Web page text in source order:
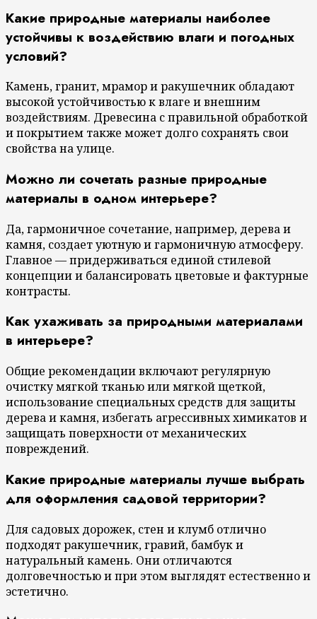
Какие природные материалы наиболее
устойчивы к воздействию влаги и погодных
условий?
Камень, гранит, мрамор и ракушечник обладают
высокой устойчивостью к влаге и внешним
воздействиям. Древесина с правильной обработкой
и покрытием также может долго сохранять свои
свойства на улице.
Можно ли сочетать разные природные
материалы в одном интерьере?
Да, гармоничное сочетание, например, дерева и
камня, создает уютную и гармоничную атмосферу.
Главное — придерживаться единой стилевой
концепции и балансировать цветовые и фактурные
контрасты.
Как ухаживать за природными материалами
в интерьере?
Общие рекомендации включают регулярную
очистку мягкой тканью или мягкой щеткой,
использование специальных средств для защиты
дерева и камня, избегать агрессивных химикатов и
защищать поверхности от механических
повреждений.
Какие природные материалы лучше выбрать
для оформления садовой территории?
Для садовых дорожек, стен и клумб отлично
подходят ракушечник, гравий, бамбук и
натуральный камень. Они отличаются
долговечностью и при этом выглядят естественно и
эстетично.